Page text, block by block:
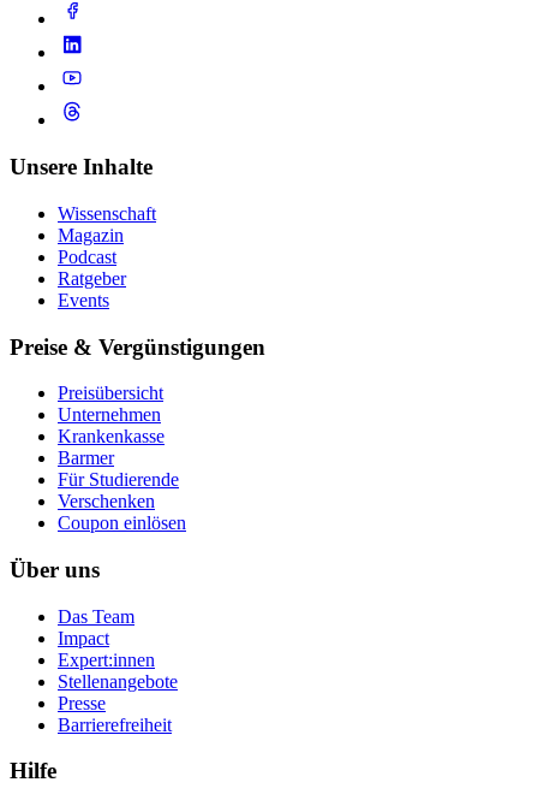
Unsere Inhalte
Wissenschaft
Magazin
Podcast
Ratgeber
Events
Preise & Vergünstigungen
Preisübersicht
Unternehmen
Krankenkasse
Barmer
Für Studierende
Ver­schen­ken
Coupon einlösen
Über uns
Das Team
Impact
Expert:innen
Stellenangebote
Presse
Barrierefreiheit
Hilfe